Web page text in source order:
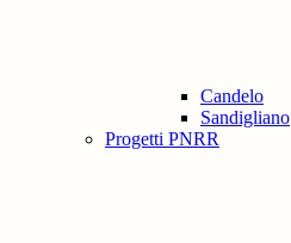
Candelo
Sandigliano
Progetti PNRR